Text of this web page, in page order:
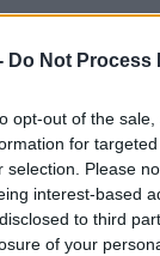
Do Not Process
opt-out of the
for
selection. Please
interest-based
to third
of your
volt